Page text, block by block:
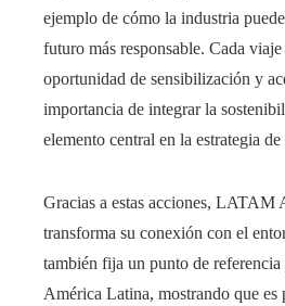
ejemplo de cómo la industria
futuro más responsable. Cada
oportunidad de sensibilización y
importancia de integrar la
elemento central en la estrategia
Gracias a estas acciones, LATAM
transforma su conexión con el
también fija un punto de referencia
América Latina, mostrando que es